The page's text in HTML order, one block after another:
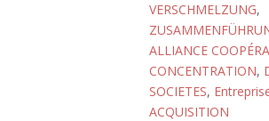
VERSCHMELZUNG,
ALLIANCE
CONCENTRATION,
SOCIETES,
ACQUISITION